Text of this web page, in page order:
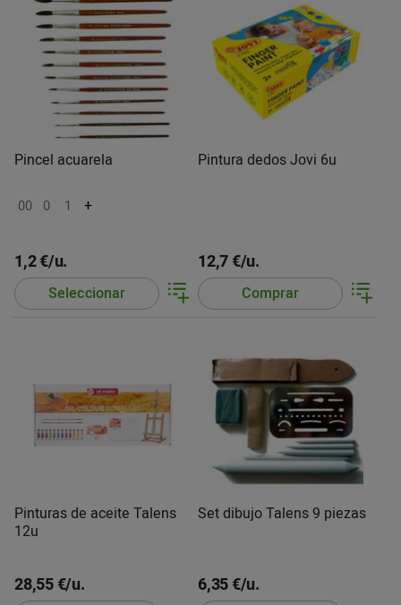
Pincel acuarela
00 0 1 +
1,2 €/u.
Seleccionar
Pintura dedos Jovi 6u
12,7 €/u.
Comprar
Pinturas de aceite Talens
12u
28,55 €/u.
Set dibujo Talens 9 piezas
6,35 €/u.